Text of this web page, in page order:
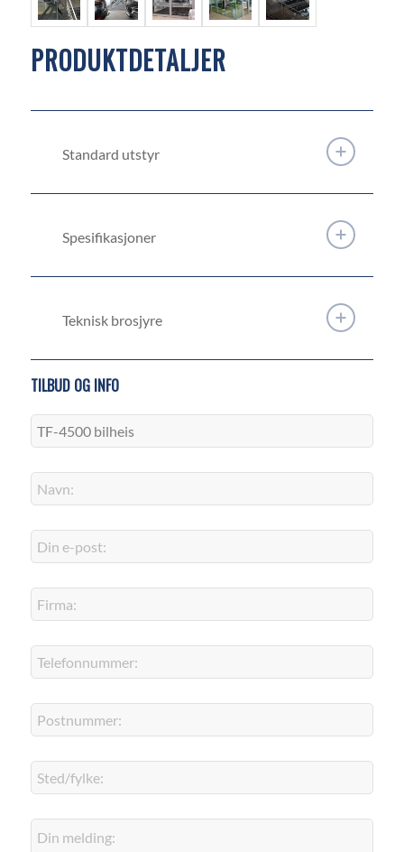
PRODUKTDETALJER
Standard utstyr
Spesifikasjoner
Teknisk brosjyre
TILBUD OG INFO